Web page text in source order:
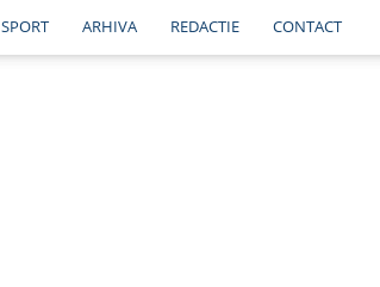
SPORT ARHIVA REDACTIE CONTACT